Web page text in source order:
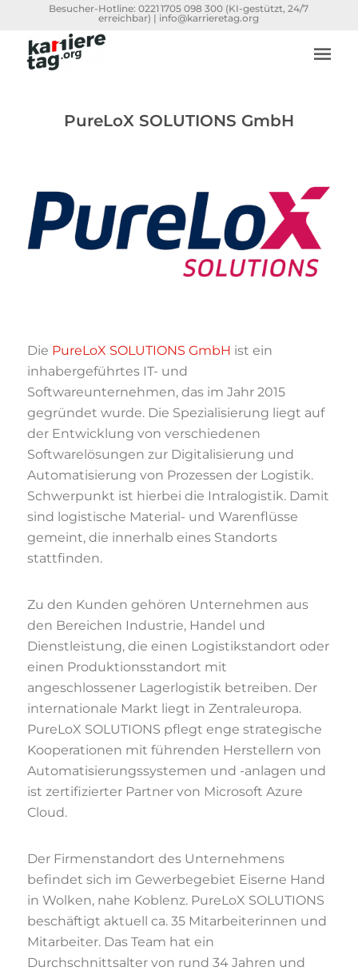
Besucher-Hotline:0221 1705 098 300 (KI-gestützt, 24/7
erreichbar) | info@karrieretag.org
PureLoX SOLUTIONS GmbH
Die PureLoX SOLUTIONS GmbH ist ein
inhabergeführtes IT- und
Softwareunternehmen, das im Jahr 2015
gegründet wurde. Die Spezialisierung liegt auf
der Entwicklung von verschiedenen
Softwarelösungen zur Digitalisierung und
Automatisierung von Prozessen der Logistik.
Schwerpunkt ist hierbei die Intralogistik. Damit
sind logistische Material- und Warenflüsse
gemeint, die innerhalb eines Standorts
stattfinden.
Zu den Kunden gehören Unternehmen aus
den Bereichen Industrie, Handel und
Dienstleistung, die einen Logistikstandort oder
einen Produktionsstandort mit
angeschlossener Lagerlogistik betreiben. Der
internationale Markt liegt in Zentraleuropa.
PureLoX SOLUTIONS pflegt enge strategische
Kooperationen mit führenden Herstellern von
Automatisierungssystemen und -anlagen und
ist zertifizierter Partner von Microsoft Azure
Cloud.
Der Firmenstandort des Unternehmens
befindet sich im Gewerbegebiet Eiserne Hand
in Wolken, nahe Koblenz. PureLoX SOLUTIONS
beschäftigt aktuell ca. 35 Mitarbeiterinnen und
Mitarbeiter. Das Team hat ein
Durchschnittsalter von rund 34 Jahren und